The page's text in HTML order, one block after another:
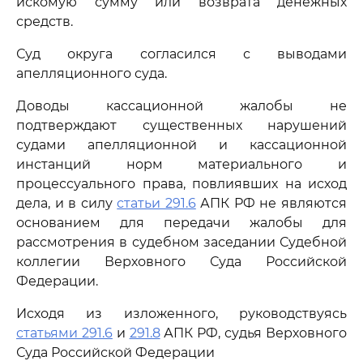
средств.
Суд округа согласился с выводами
апелляционного суда.
Доводы кассационной жалобы не
подтверждают существенных нарушений
судами апелляционной и кассационной
инстанций норм материального и
процессуального права, повлиявших на исход
дела, и в силустатьи 291.6АПК РФ не являются
основанием для передачи жалобы для
рассмотрения в судебном заседании Судебной
коллегии Верховного Суда Российской
Федерации.
Исходя из изложенного, руководствуясь
статьями 291.6и 291.8АПК РФ, судья Верховного
Суда Российской Федерации